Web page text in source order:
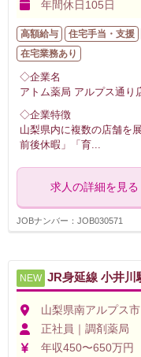
年間休日105日
高額給与 住宅手当・支援
在宅業務あり
◇企業名
アトム薬局 アルプス通り
◇企業特徴
山梨県内に複数の店舗を
前後休暇」「育
求人の詳細を見る
JOBナンバー：JOB030571
NEW JR身延線 小井川
山梨県南アルプス市
正社員｜調剤薬局
年収450〜650万円